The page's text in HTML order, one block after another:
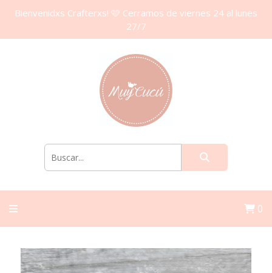
Bienvenidxs Crafterxs! 🩷 Cerramos de viernes 24 al lunes
27/7
0